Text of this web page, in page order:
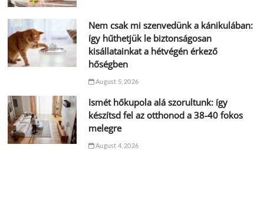
Nem csak mi szenvedünk a kánikulában:
így hűthetjük le biztonságosan
kisállatainkat a hétvégén érkező
hőségben
August 5, 2026
Ismét hőkupola alá szorultunk: így
készítsd fel az otthonod a 38-40 fokos
melegre
August 4, 2026